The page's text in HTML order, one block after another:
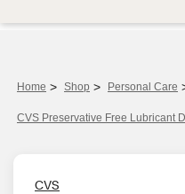
Home > Shop > Personal Care
CVS Preservative Free Lubricant
CVS